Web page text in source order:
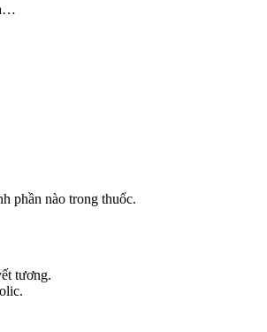
phần nào trong thuốc.
tương.